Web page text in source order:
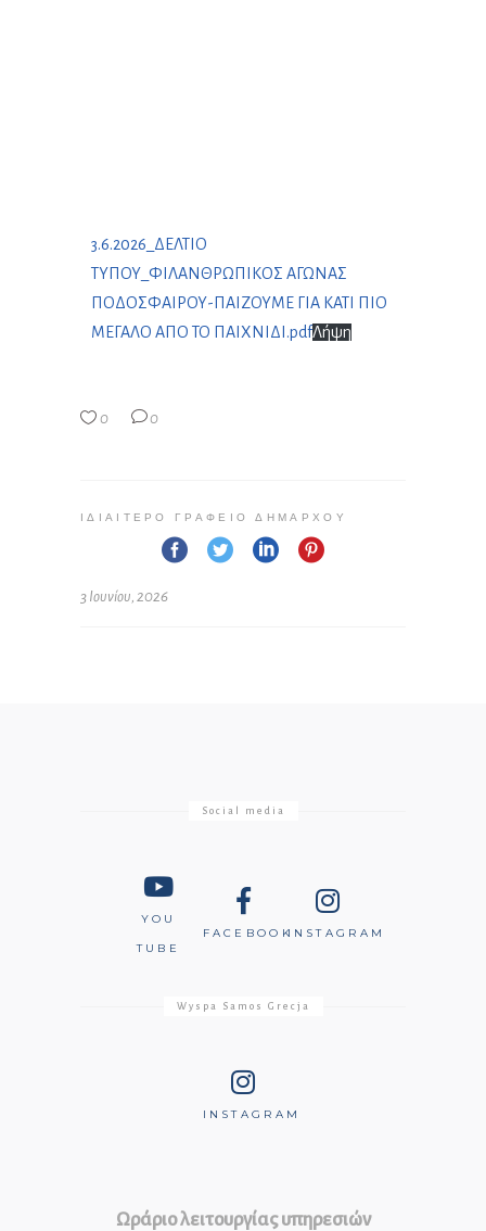
3.6.2026_ΔΕΛΤΙΟ
ΤΥΠΟΥ_ΦΙΛΑΝΘΡΩΠΙΚΟΣ ΑΓΩΝΑΣ
ΠΟΔΟΣΦΑΙΡΟΥ-ΠΑΙΖΟΥΜΕ ΓΙΑ ΚΑΤΙ ΠΙΟ
ΜΕΓΑΛΟ ΑΠΟ ΤΟ ΠΑΙΧΝΙΔΙ.pdfΛήψη
0 0
ΙΔΙΑΊΤΕΡΟ ΓΡΑΦΕΊΟ ΔΗΜΆΡΧΟΥ
3 Ιουνίου, 2026
Social media
YOU
TUBE
FACEBOOKINSTAGRAM
Wyspa Samos Grecja
INSTAGRAM
Ωράριο λειτουργίας υπηρεσιών